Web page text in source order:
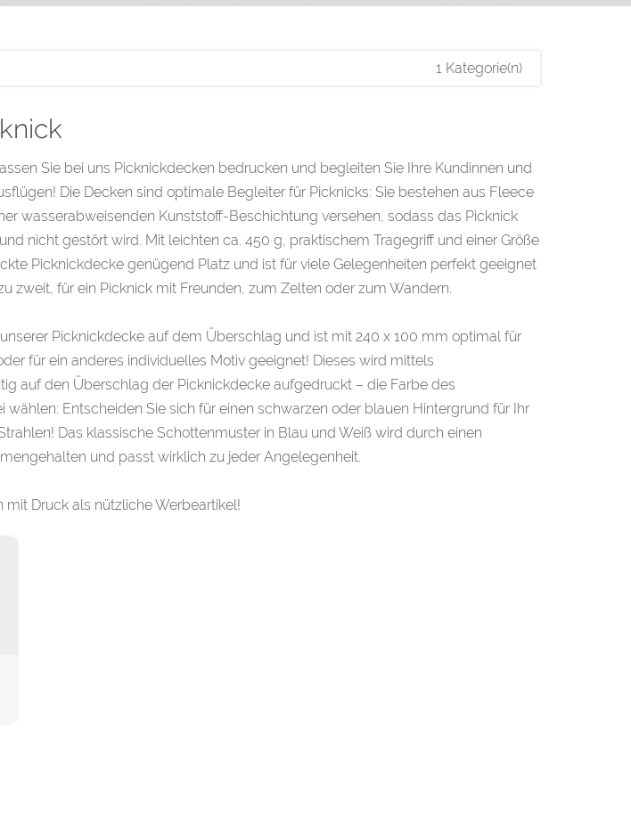
1 Kategorie(n)
Sie bei uns Picknickdecken bedrucken und begleiten Sie Ihre Kundinnen und
Die Decken sind optimale Begleiter für Picknicks: Sie bestehen aus Fleece
wasserabweisenden Kunststoff-Beschichtung versehen, sodass das Picknick
nicht gestört wird. Mit leichten ca. 450 g, praktischem Tragegriff und einer Größe
Picknickdecke genügend Platz und ist für viele Gelegenheiten perfekt geeignet
zweit, für ein Picknick mit Freunden, zum Zelten oder zum Wandern.
Picknickdecke auf dem Überschlag und ist mit 240 x 100 mm optimal für
für ein anderes individuelles Motiv geeignet! Dieses wird mittels
auf den Überschlag der Picknickdecke aufgedruckt – die Farbe des
wählen: Entscheiden Sie sich für einen schwarzen oder blauen Hintergrund für Ihr
Das klassische Schottenmuster in Blau und Weiß wird durch einen
und passt wirklich zu jeder Angelegenheit.
Druck als nützliche Werbeartikel!